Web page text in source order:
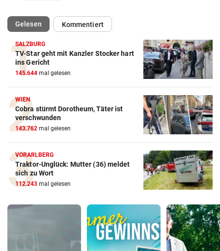
Gelesen(ausgewählt)Kommentiert
SALZBURG
TV-Star geht mit Kanzler Stocker hart
ins Gericht
145.644 mal gelesen
WIEN
Cobra stürmt Dorotheum, Täter ist
verschwunden
143.762 mal gelesen
VORARLBERG
Traktor-Unglück: Mutter (36) meldet
sich zu Wort
112.243 mal gelesen